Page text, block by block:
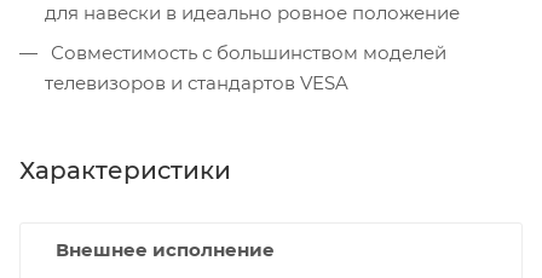
для навески в идеально ровное положение
Совместимость с большинством моделей
телевизоров и стандартов VESA
Характеристики
Внешнее исполнение